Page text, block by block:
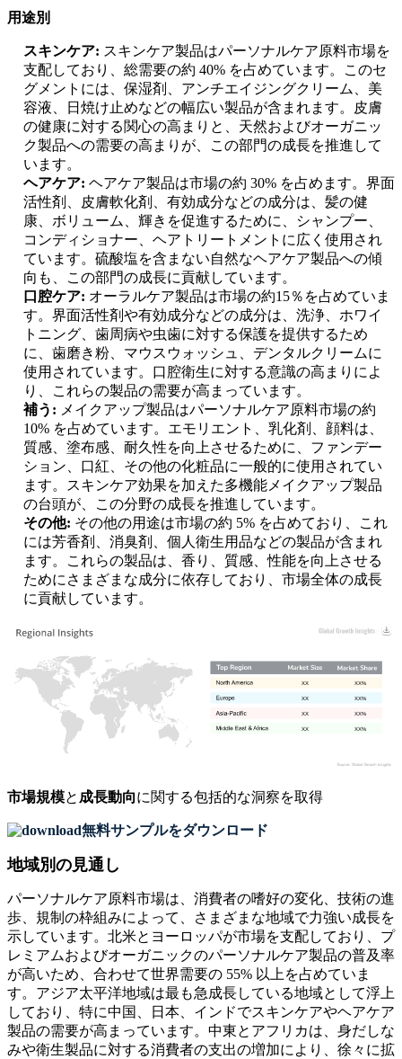
用途別
スキンケア: スキンケア製品はパーソナルケア原料市場を
支配しており、総需要の約 40% を占めています。このセ
グメントには、保湿剤、アンチエイジングクリーム、美
容液、日焼け止めなどの幅広い製品が含まれます。皮膚
の健康に対する関心の高まりと、天然およびオーガニッ
ク製品への需要の高まりが、この部門の成長を推進して
います。
ヘアケア: ヘアケア製品は市場の約 30% を占めます。界面
活性剤、皮膚軟化剤、有効成分などの成分は、髪の健
康、ボリューム、輝きを促進するために、シャンプー、
コンディショナー、ヘアトリートメントに広く使用され
ています。硫酸塩を含まない自然なヘアケア製品への傾
向も、この部門の成長に貢献しています。
口腔ケア: オーラルケア製品は市場の約15％を占めていま
す。界面活性剤や有効成分などの成分は、洗浄、ホワイ
トニング、歯周病や虫歯に対する保護を提供するため
に、歯磨き粉、マウスウォッシュ、デンタルクリームに
使用されています。口腔衛生に対する意識の高まりによ
り、これらの製品の需要が高まっています。
補う: メイクアップ製品はパーソナルケア原料市場の約
10% を占めています。エモリエント、乳化剤、顔料は、
質感、塗布感、耐久性を向上させるために、ファンデー
ション、口紅、その他の化粧品に一般的に使用されてい
ます。スキンケア効果を加えた多機能メイクアップ製品
の台頭が、この分野の成長を推進しています。
その他: その他の用途は市場の約 5% を占めており、これ
には芳香剤、消臭剤、個人衛生用品などの製品が含まれ
ます。これらの製品は、香り、質感、性能を向上させる
ためにさまざまな成分に依存しており、市場全体の成長
に貢献しています。
XX%
XX
XX%
XX
XX%
XX
XX%
XX
市場規模と 成長動向に関する包括的な洞察を取得
無料サンプルをダウンロード
地域別の見通し
パーソナルケア原料市場は、消費者の嗜好の変化、技術の進
歩、規制の枠組みによって、さまざまな地域で力強い成長を
示しています。北米とヨーロッパが市場を支配しており、プ
レミアムおよびオーガニックのパーソナルケア製品の普及率
が高いため、合わせて世界需要の 55% 以上を占めていま
す。アジア太平洋地域は最も急成長している地域として浮上
しており、特に中国、日本、インドでスキンケアやヘアケア
製品の需要が高まっています。中東とアフリカは、身だしな
みや衛生製品に対する消費者の支出の増加により、徐々に拡